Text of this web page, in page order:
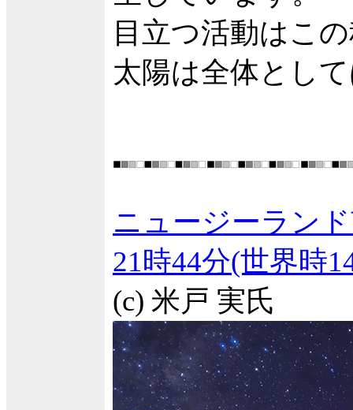
目立つ活動はこ
太陽は全体とし
ニュージーラン
21時44分(世界時
(c) 米戸 実氏